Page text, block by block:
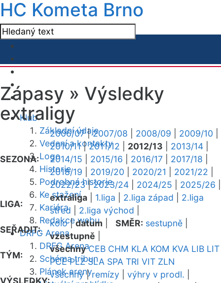
HC Kometa Brno
Klub
Základní údaje
Vedení a kontakty
Logo
Historie
Podrobná historie
Ke stažení
Kariéra
Redakce webu
DRFG Arena
DRFG Arena
Schéma tribun
Plánek areny
Zápasy » Výsledky
extraligy
SEZONA:
2006/07|2007/08 2008/09 2009/10
2010/11|2011/12 2012/13 2013/14
2014/15
2015/16 2016/17 2017/18
2018/19
2019/20 2020/21 2021/22
2022/23|2023/24 2024/25 2025/26
LIGA:
extraliga 1.liga 2.liga západ
2.liga
střed
2.liga východ
SEŘADIT:
kolo|datum SMĚR: sestupně
vzestupně
TÝM:
všechny CEB CHM KLA KOM KVA LIB LIT
PCE PLZ SLA SPA TRI VIT ZLN
VÝSLEDKY:
všechny|remízy výhry v prodl.